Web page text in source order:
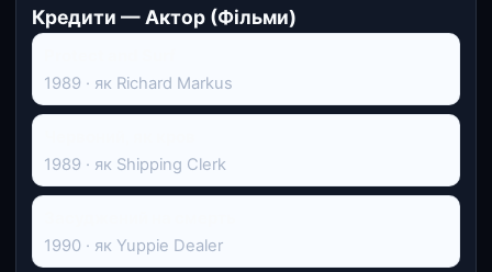
Кредити — Актор (Фільми)
1989 · як Richard Markus
1989 · як Shipping Clerk
1990 · як Yuppie Dealer